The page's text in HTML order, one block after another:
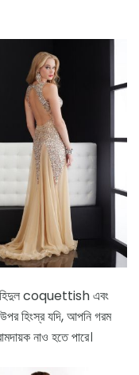
শহিদুল coquettish এবং
হিংস্র যদি, আপনি গরম
নাও হতে পারে।